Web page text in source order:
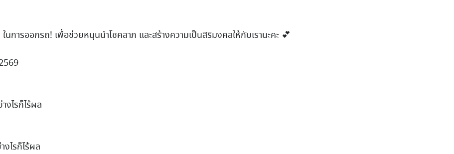
ารออกรถ! เพื่อช่วยหนุนนำโชคลาภ และสร้างความเป็นสิริมงคลให้กับเรานะคะ 💕
งไรก็ไร้ผล
ไรก็ไร้ผล